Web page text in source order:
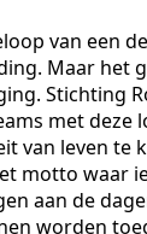
van een
Maar het
Stichting
met deze
van leven te
motto waar
aan de
worden